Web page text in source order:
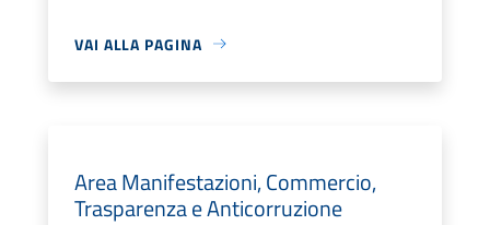
VAI ALLA PAGINA
Area Manifestazioni, Commercio,
Trasparenza e Anticorruzione